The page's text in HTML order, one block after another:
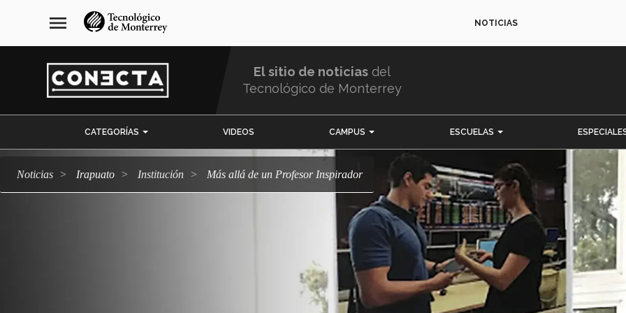
navegación
principal
menu NOTICIAS
El sitio de noticias del
Tecnológico de Monterrey
CATEGORÍAS VIDEOS CAMPUS ESCUELAS
Noticias Irapuato Institución Más allá de un Profesor Inspirador